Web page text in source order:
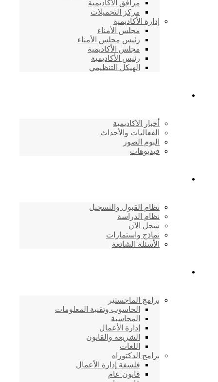
مرافق الأكاديمية
مركز التحميلات
إدارة الأكاديمية
مجلس الأمناء
رئيس مجلس الأمناء
مجلس الأكاديمية
رئيس الأكاديمية
الهيكل التنظيمي
أخبار الأكاديمية
الفعاليات والأحداث
البوم الصور
فيديوهات
نظام القبول والتسجيل
نظام الدراسة
سجل الآن
نماذج واستمارات
الأسئلة الشائعة
برامج الماجستير
الحاسوب وتقنية المعلومات
المحاسبة
إدارة الأعمال
الشريعه والقانون
اللغات
برامج الدكتوراه
فلسفة إدارة الأعمال
قانون عام